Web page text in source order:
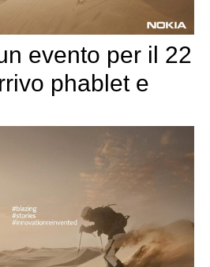
evento per il 22
phablet e